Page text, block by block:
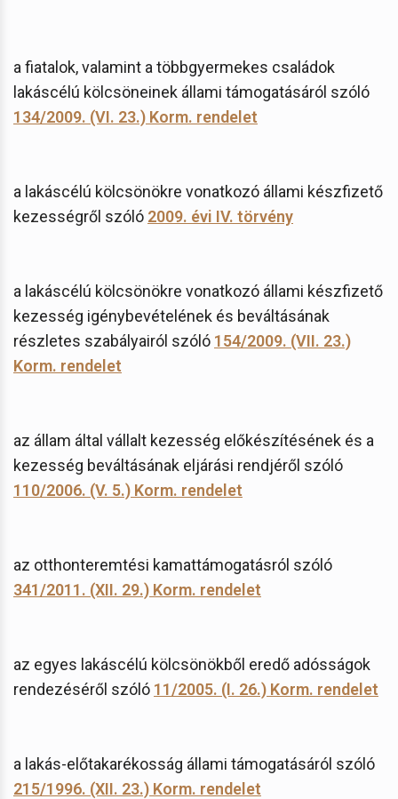
a fiatalok, valamint a többgyermekes családok
lakáscélú kölcsöneinek állami támogatásáról szóló
134/2009. (VI. 23.) Korm. rendelet
a lakáscélú kölcsönökre vonatkozó állami készfizető
kezességről szóló 2009. évi IV. törvény
a lakáscélú kölcsönökre vonatkozó állami készfizető
kezesség igénybevételének és beváltásának
részletes szabályairól szóló 154/2009. (VII. 23.)
Korm. rendelet
az állam által vállalt kezesség előkészítésének és a
kezesség beváltásának eljárási rendjéről szóló
110/2006. (V. 5.) Korm. rendelet
az otthonteremtési kamattámogatásról szóló
341/2011. (XII. 29.) Korm. rendelet
az egyes lakáscélú kölcsönökből eredő adósságok
rendezéséről szóló 11/2005. (I. 26.) Korm. rendelet
a lakás-előtakarékosság állami támogatásáról szóló
215/1996. (XII. 23.) Korm. rendelet